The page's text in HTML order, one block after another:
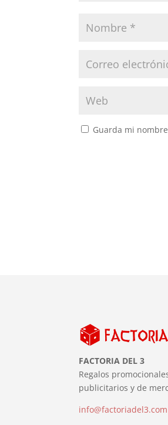
Guarda mi
FACTORIA DEL 3
Regalos
publicitarios y de
info@factoriadel3.com